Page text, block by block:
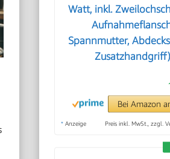
Watt, inkl.
Spannmutter,
Zusatzhandgriff)
Bei Amazon
* Anzeige Preis inkl. MwSt., zzgl.